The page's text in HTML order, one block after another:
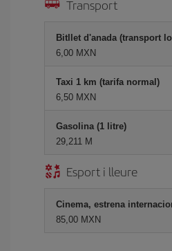
Transport
Bitllet d'anada (transport
6,00 MXN
Taxi 1 km (tarifa normal)
6,50 MXN
Gasolina (1 litre)
29,211 M
Esport i lleure
Cinema, estrena
85,00 MXN